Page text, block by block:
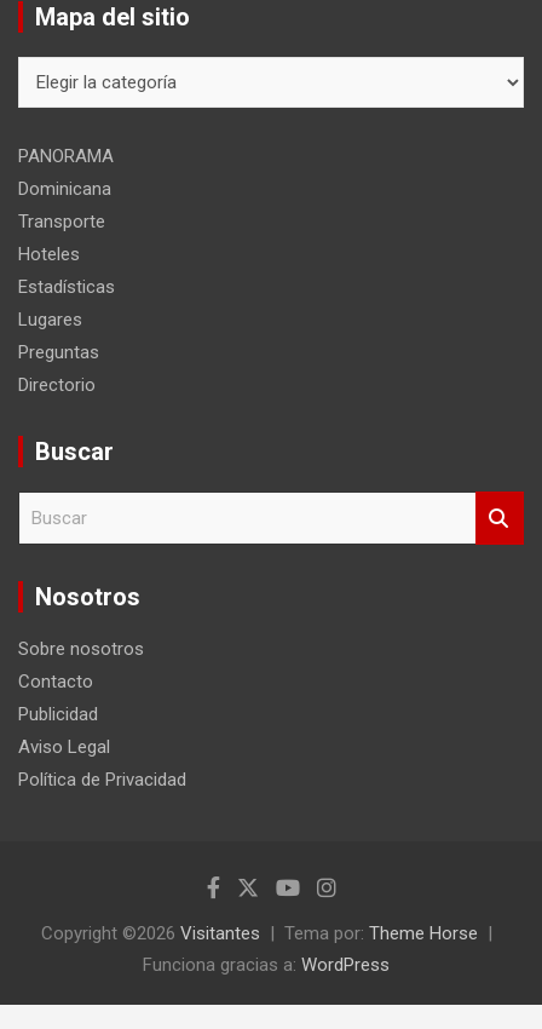
Mapa del sitio
del
PANORAMA
Dominicana
Transporte
Hoteles
Estadísticas
Lugares
Preguntas
Directorio
Buscar
c
Nosotros
Sobre nosotros
Contacto
Publicidad
Aviso Legal
Política de Privacidad
Copyright ©2026 Visitantes Tema por: Theme Horse
Funciona gracias a: WordPress